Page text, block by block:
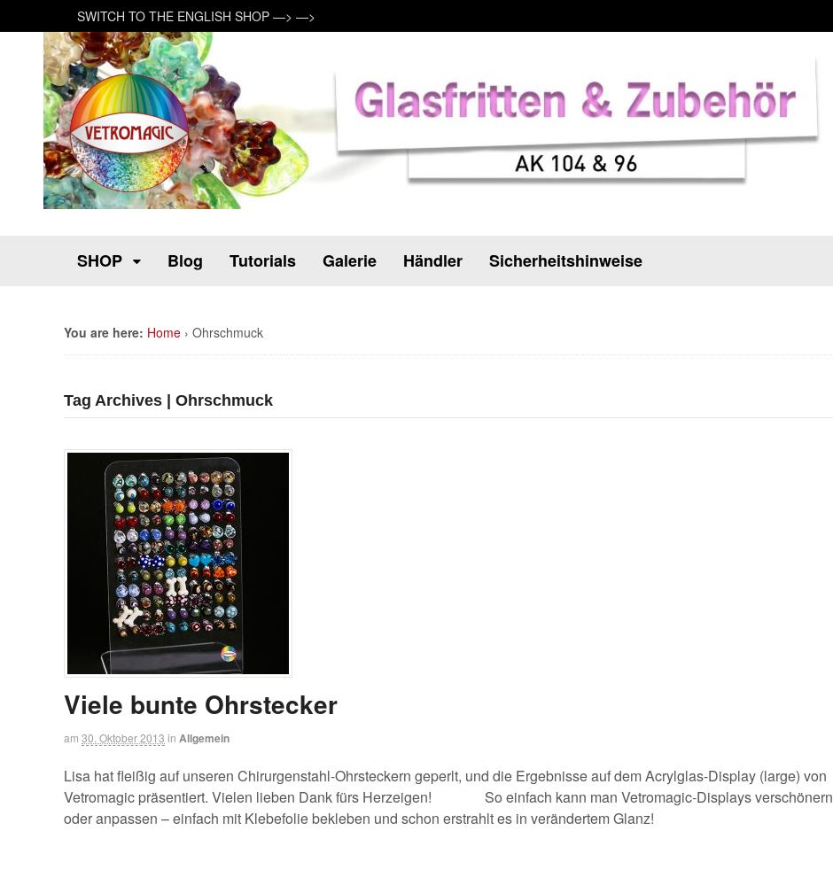
SWITCH TO THE ENGLISH SHOP —> —>
SHOP Blog Tutorials Galerie Händler Sicherheitshinweise
You are here: Home › Ohrschmuck
Tag Archives | Ohrschmuck
Viele bunte Ohrstecker
am 30. Oktober 2013 in Allgemein
Lisa hat fleißig auf unseren Chirurgenstahl-Ohrsteckern geperlt, und die Ergebnisse auf dem Acrylglas-Display (large) von
Vetromagic präsentiert. Vielen lieben Dank fürs Herzeigen! So einfach kann man Vetromagic-Displays verschönern
oder anpassen – einfach mit Klebefolie bekleben und schon erstrahlt es in verändertem Glanz!